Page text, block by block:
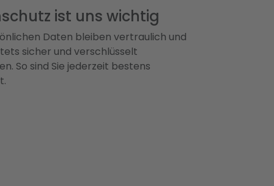
ist uns wichtig
Daten bleiben vertraulich und
sicher und verschlüsselt
So sind Sie jederzeit bestens